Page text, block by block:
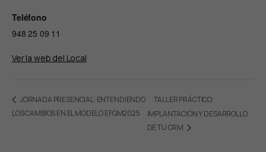
Teléfono
948 25 09 11
Ver la web del Local
JORNADA PRESENCIAL: ENTENDIENDO
LOS CAMBIOS EN EL MODELO EFQM2025
TALLER PRÁCTICO:
IMPLANTACIÓN Y DESARROLLO
DE TU CRM